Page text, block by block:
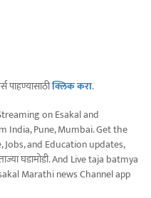
पाहण्यासाठीक्लिक करा.
on Esakal and
India, Pune, Mumbai. Get the
and Education updates,
ताज्या घडामोडी. And Live taja batmya
Marathi news Channel app